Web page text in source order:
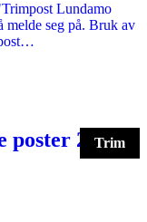
Lundamo
melde seg på. Bruk av
Trim
poster 25/9-